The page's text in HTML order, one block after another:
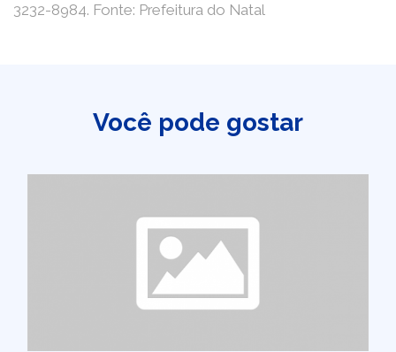
3232-8984. Fonte: Prefeitura do Natal
Você pode gostar